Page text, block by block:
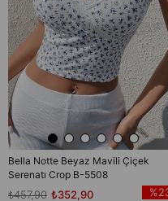
Bella Notte Beyaz Mavili Çiçek
Serenatı Crop B-5508
₺352,90
₺457,90